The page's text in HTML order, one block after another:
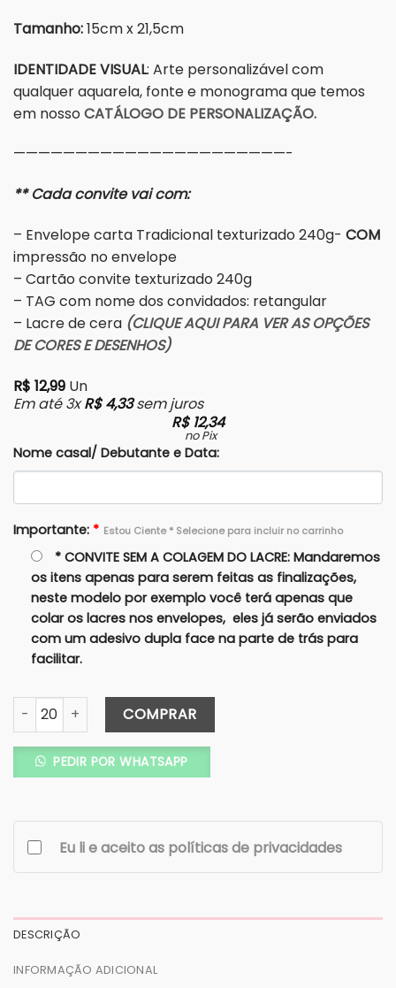
Tamanho:15cm x 21,5cm
IDENTIDADE VISUAL: Arte personalizável com
qualquer aquarela, fonte e monograma que temos
em nossoCATÁLOGO DE PERSONALIZAÇÃO.
——————————————————————-
** Cada convite vai com:
– Envelope carta Tradicional texturizado 240g- COM
impressão no envelope
– Cartão convite texturizado 240g
– TAG com nome dos convidados: retangular
– Lacre de cera (CLIQUE AQUI PARA VER AS OPÇÕES
DE CORES E DESENHOS)
R$ 12,99 Un
Em até 3xR$4,33sem juros
R$12,34
no Pix
Nome casal/ Debutante e Data:
Importante: * Estou Ciente * Selecione para incluir no carrinho
* CONVITE SEM A COLAGEM DO LACRE: Mandaremos
os itens apenas para serem feitas as finalizações,
neste modelo por exemplo você terá apenas que
colar os lacres nos envelopes, eles já serão enviados
com um adesivo dupla face na parte de trás para
facilitar.
Convite Carta Tradicional – Texturizado Estampado -
COMPRAR
PEDIR POR WHATSAPP
Eu li e aceito as políticas de privacidades
DESCRIÇÃO
INFORMAÇÃO ADICIONAL